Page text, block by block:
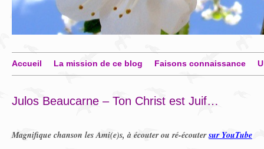
Accueil La mission de ce blog Faisons connaissance
Julos Beaucarne – Ton Christ est Juif…
Magnifique chanson les Ami(e)s, à écouter ou ré-écoutersur YouTube